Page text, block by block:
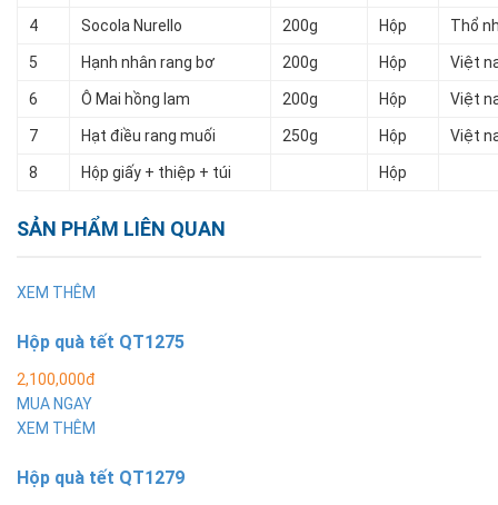
4 Socola Nurello 200g Hộp Thổ
5 Hạnh nhân rang bơ 200g Hộp Việt
6 Ô Mai hồng lam 200g Hộp Việt
7 Hạt điều rang muối 250g Hộp Việt
8 Hộp giấy + thiệp + túi Hộp
SẢN PHẨM LIÊN QUAN
XEM THÊM
Hộp quà tết QT1275
2,100,000đ
MUA NGAY
XEM THÊM
Hộp quà tết QT1279